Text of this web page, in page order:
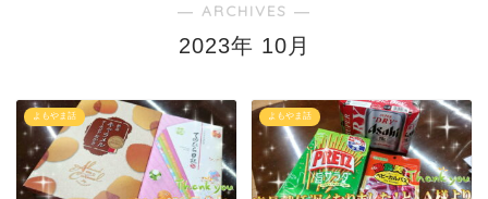
― ARCHIVES ―
2023年 10月
よもやま話 よもやま話